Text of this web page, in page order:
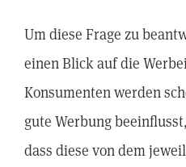
Um diese Frage zu
einen Blick auf die
Konsumenten werden
gute Werbung
dass diese von dem